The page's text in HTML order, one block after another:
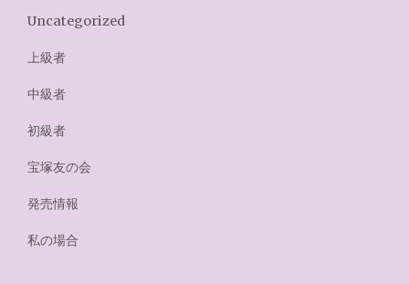
Uncategorized
上級者
中級者
初級者
宝塚友の会
発売情報
私の場合